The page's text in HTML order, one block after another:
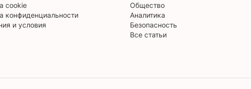
cookie
конфиденциальности
и условия
Общество
Аналитика
Безопасность
Все статьи